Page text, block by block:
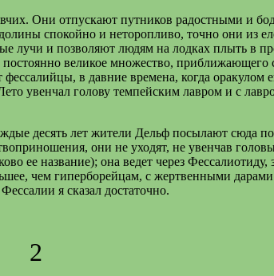
Они отпускают путников радостными и
спокойно и неторопливо, точно они из
и позволяют людям на лодках плыть в
великое множество,
фессалийцы, в давние времена, когда
увенчал голову темпейским лавром и с
десять лет жители Дельф посылают сюда
они не уходят, не увенчав
ее название); она ведет через
чем гиперборейцам, с жертвенными
я сказал достаточно.
2